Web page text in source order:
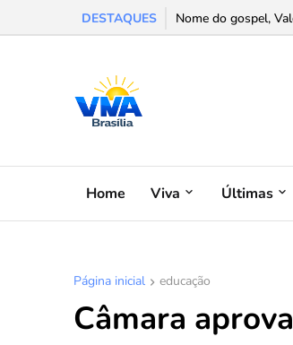
DESTAQUES Confira a
Home Viva Últimas
Página inicial educação
Câmara